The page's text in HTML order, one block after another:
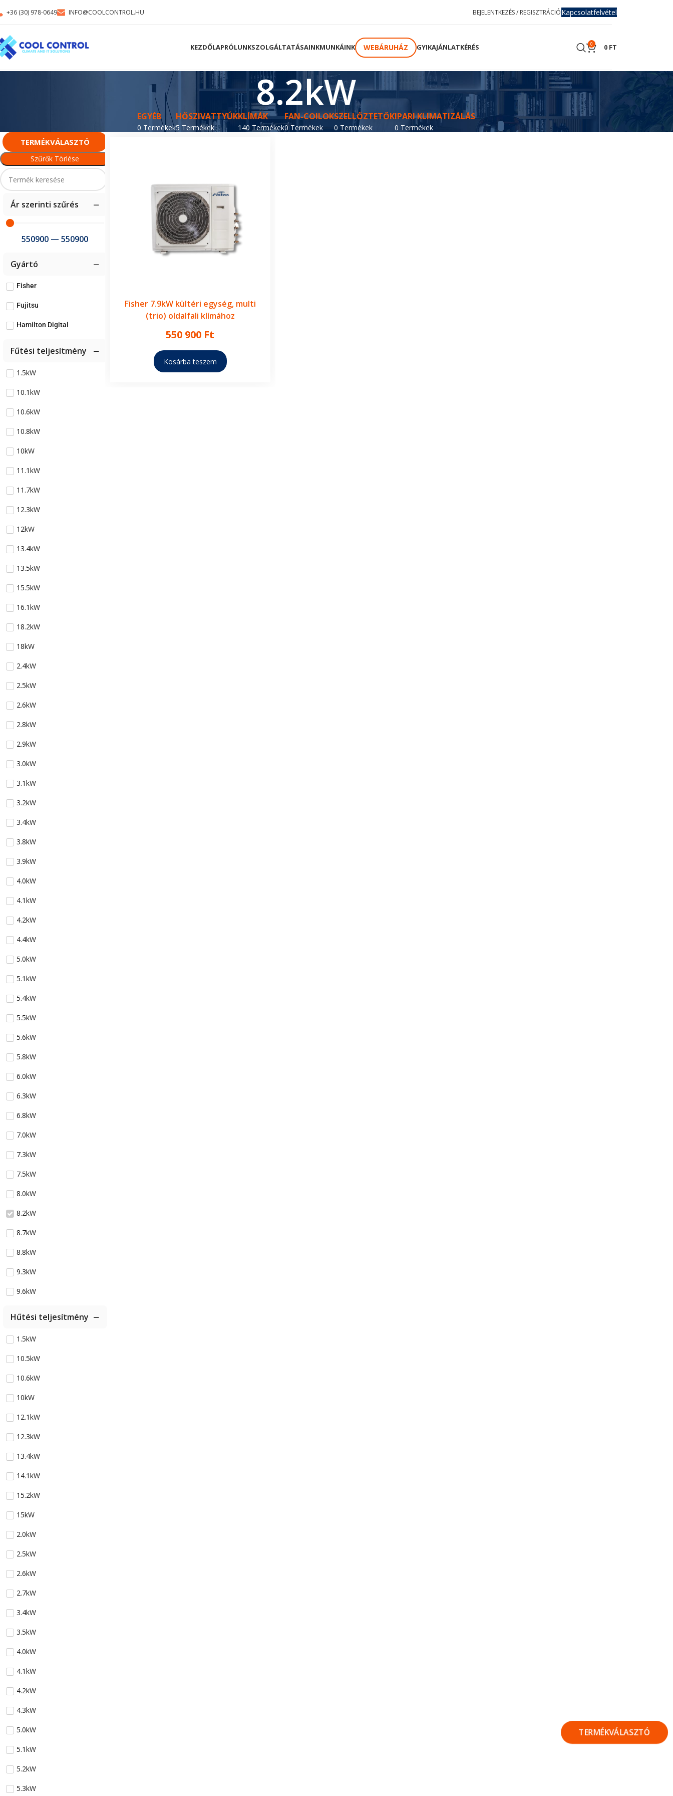
+36 (30) 978-0649 INFO@COOLCONTROL.HU BEJELENTKEZÉS / REGISZTRÁCIÓKapcsolatfelvétel
KEZDŐLAPRÓLUNKSZOLGÁLTATÁSAINKMUNKÁINK WEBÁRUHÁZ GYIKAJÁNLATKÉRÉS 0 0 FT
8.2kW
EGYÉB
0 Termékek
HŐSZIVATTYÚK
5 Termékek
KLÍMÁK
140 Termékek
FAN-COILOK
0 Termékek
SZELLŐZTETŐK
0 Termékek
IPARI KLIMATIZÁLÁS
0 Termékek
TERMÉKVÁLASZTÓ
Szűrők Törlése
Ár szerinti szűrés
550900 —550900
Gyártó
Fisher
Fujitsu
Hamilton Digital
Fűtési teljesítmény
1.5kW
10.1kW
10.6kW
10.8kW
10kW
11.1kW
11.7kW
12.3kW
12kW
13.4kW
13.5kW
15.5kW
16.1kW
18.2kW
18kW
2.4kW
2.5kW
2.6kW
2.8kW
2.9kW
3.0kW
3.1kW
3.2kW
3.4kW
3.8kW
3.9kW
4.0kW
4.1kW
4.2kW
4.4kW
5.0kW
5.1kW
5.4kW
5.5kW
5.6kW
5.8kW
6.0kW
6.3kW
6.8kW
7.0kW
7.3kW
7.5kW
8.0kW
8.2kW
8.7kW
8.8kW
9.3kW
9.6kW
Hűtési teljesítmény
1.5kW
10.5kW
10.6kW
10kW
12.1kW
12.3kW
13.4kW
14.1kW
15.2kW
15kW
2.0kW
2.5kW
2.6kW
2.7kW
3.4kW
3.5kW
4.0kW
4.1kW
4.2kW
4.3kW
5.0kW
5.1kW
5.2kW
5.3kW
Fisher 7.9kW kültéri egység, multi
(trio) oldalfali klímához
550 900 Ft
Kosárba teszem
TERMÉKVÁLASZTÓ